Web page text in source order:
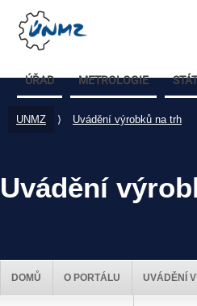
ÚŘAD METROLOGIE
UNMZ ⟩ Uvádění výrobků na trh
Uvádění
DOMŮ O PORTÁLU UVÁDĚNÍ